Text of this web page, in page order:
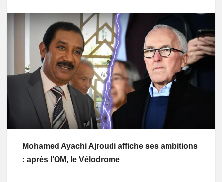
Mohamed Ayachi Ajroudi affiche ses ambitions
: après l’OM, le Vélodrome